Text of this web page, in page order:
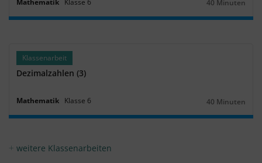
Dauer:
40 Minuten
Klassenarbeit
Dezimalzahlen (3)
Mathematik Klasse 6
Dauer:
40 Minuten
weitere Klassenarbeiten